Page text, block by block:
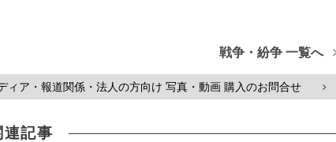
戦争・紛争 一覧へ
ィア・報道関係・法人の方向け 写真・動画 購入のお問合せ >
連記事